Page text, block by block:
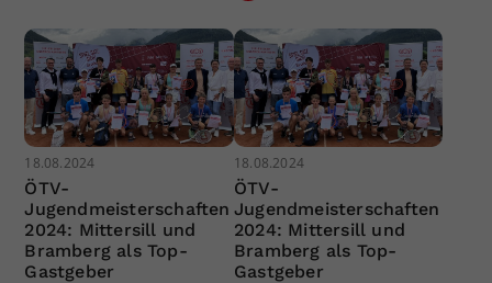
18.08.2024
ÖTV-
Jugendmeisterschaften
2024: Mittersill und
Bramberg als Top-
Gastgeber
18.08.2024
ÖTV-
Jugendmeisterschaften
2024: Mittersill und
Bramberg als Top-
Gastgeber